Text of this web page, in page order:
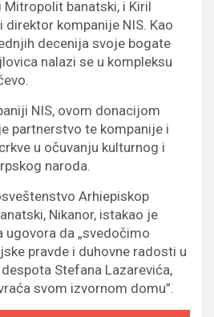
banatski, i Kiril
direktor kompanije NIS. Kao
decenija svoje bogate
nalazi se u kompleksu
NIS, ovom donacijom
partnerstvo te kompanije i
u očuvanju kulturnog i
naroda.
Arhiepiskop
Nikanor, istakao je
da „svedočimo
pravde i duhovne radosti u
Stefana Lazarevića,
svom izvornom domu”.